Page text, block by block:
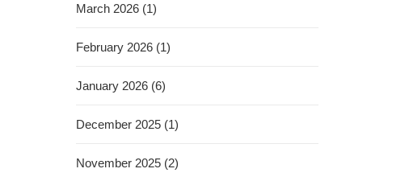
March 2026 (1)
February 2026 (1)
January 2026 (6)
December 2025 (1)
November 2025 (2)